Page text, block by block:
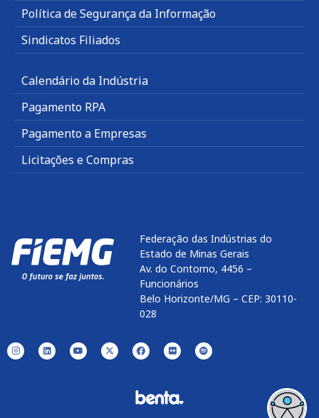
Política de Segurança da Informação
Sindicatos Filiados
Calendário da Indústria
Pagamento RPA
Pagamento a Empresas
Licitações e Compras
Federação das Indústrias do
Estado de Minas Gerais
Av. do Contorno, 4456 –
Funcionários
Belo Horizonte/MG – CEP: 30110-
028